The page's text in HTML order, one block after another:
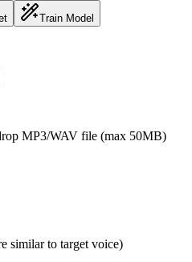
Train Model
MP3/WAV file (max 50MB)
similar to target voice)